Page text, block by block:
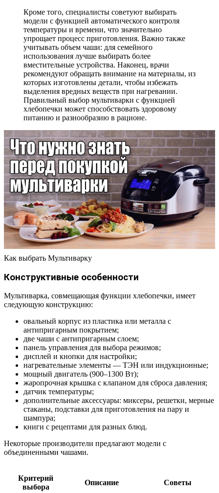
Кроме того, специалисты советуют выбирать
модели с функцией автоматического контроля
температуры и времени, что значительно
упрощает процесс приготовления. Важно также
учитывать объем чаши: для семейного
использования лучше выбирать более
вместительные устройства. Наконец, врачи
рекомендуют обращать внимание на материалы, из
которых изготовлены детали, чтобы избежать
выделения вредных веществ при нагревании.
Правильный выбор мультиварки с функцией
хлебопечки может способствовать здоровому
питанию и разнообразию в рационе.
Как выбрать Мультиварку
Конструктивные особенности
Мультиварка, совмещающая функции хлебопечки, имеет
следующую конструкцию:
овальный корпус из пластика или металла с
антипригарным покрытием;
две чаши с антипригарным слоем;
панель управления для выбора режимов;
дисплей и кнопки для настройки;
нагревательные элементы — ТЭН или индукционные;
мощный двигатель (900–1300 Вт);
жаропрочная крышка с клапаном для сброса давления;
датчик температуры;
дополнительные аксессуары: миксеры, решетки, мерные
стаканы, подставки для приготовления на пару и
шампура;
книги с рецептами для разных блюд.
Некоторые производители предлагают модели с
объединенными чашами.
Критерий
выбора
Описание Советы